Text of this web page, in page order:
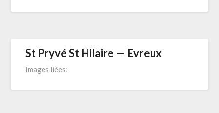
St Pryvé St Hilaire — Evreux
Images liées: